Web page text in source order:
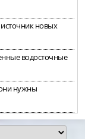
новых
водосточные
нужны